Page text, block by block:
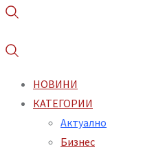
НОВИНИ
КАТЕГОРИИ
Aктуално
Бизнес